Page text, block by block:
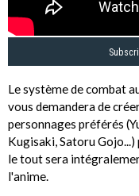
Le système de combat
vous demandera de
personnages préférés
Kugisaki, Satoru
le tout sera
l'anime.